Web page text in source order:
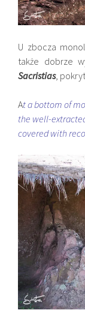
U zbocza
także dobrze
Sacristias,
At a bottom of
the well-
covered with